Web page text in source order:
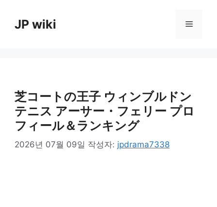
JP wiki 메
芝コートの王子 ウィンブルドン
テニス アーサー・フェリー プロ
フィール＆ランキング
2026년 07월 09일 작성자: jpdrama7338